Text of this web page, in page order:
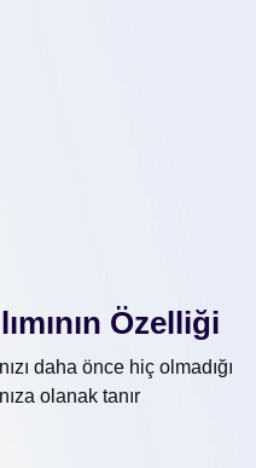
Özelliği
daha önce hiç olmadığı
olanak tanır